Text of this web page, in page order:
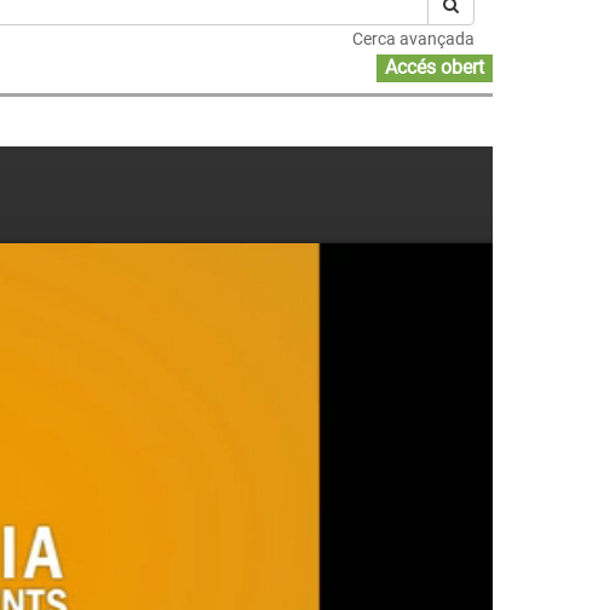
Cerca avançada
Accés obert